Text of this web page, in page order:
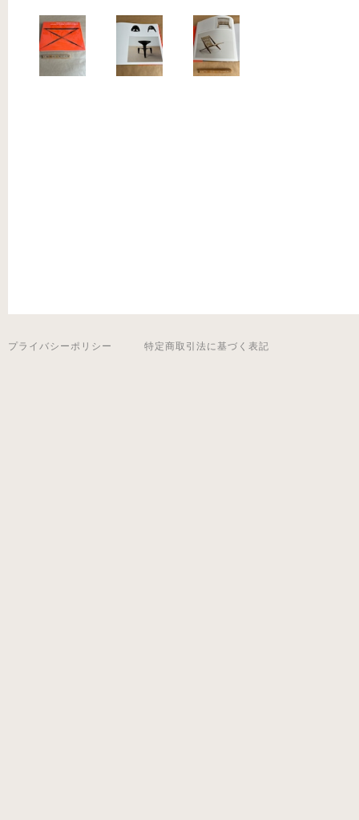
プライバシーポリシー 特定商取引法に基づく表記